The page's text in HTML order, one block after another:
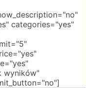
categories="yes"
wyników"